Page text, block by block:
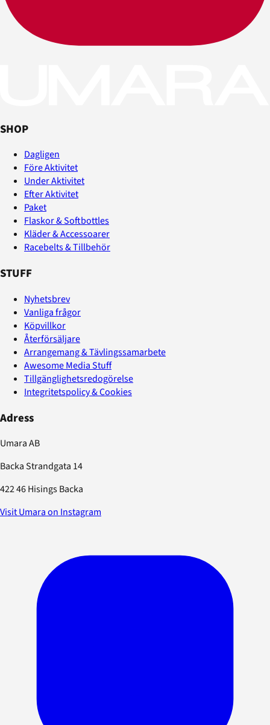
SHOP
Dagligen
Före Aktivitet
Under Aktivitet
Efter Aktivitet
Paket
Flaskor & Softbottles
Kläder & Accessoarer
Racebelts & Tillbehör
STUFF
Nyhetsbrev
Vanliga frågor
Köpvillkor
Återförsäljare
Arrangemang & Tävlingssamarbete
Awesome Media Stuff
Tillgänglighetsredogörelse
Integritetspolicy & Cookies
Adress
Umara AB
Backa Strandgata 14
422 46 Hisings Backa
Visit Umara on Instagram